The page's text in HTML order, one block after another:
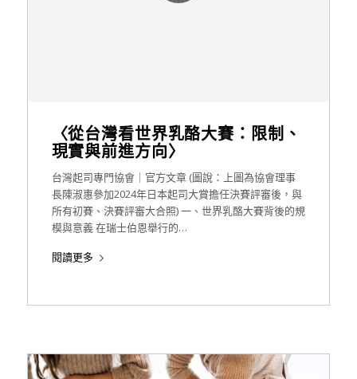
〈從台灣看世界乳酪大賽：限制、
現實與前進方向〉
台灣起司專門協會｜官方文章 (圖說：上圖為協會理事
長陳淑惠參加2024年日本起司大賞擔任決賽評審後，與
所有初賽、決賽評審大合照) 一、世界乳酪大賽背後的規
模與意義 在瑞士伯恩舉行的…
閱讀更多